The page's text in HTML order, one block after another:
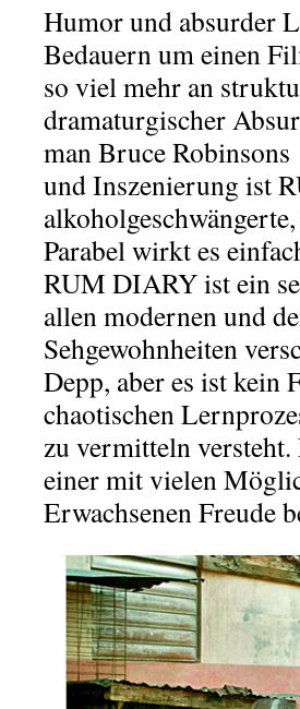
Humor und absurder
Bedauern um einen
so viel mehr an
dramaturgischer
man Bruce
und Inszenierung ist
Parabel wirkt es
RUM DIARY ist ein
allen modernen und
Sehgewohnheiten
Depp, aber es ist
chaotischen
zu vermitteln
einer mit vielen
Erwachsenen Freude